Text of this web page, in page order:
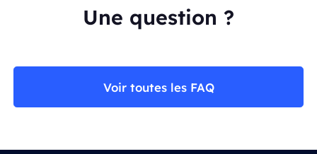
Une question ?
Voir toutes les FAQ